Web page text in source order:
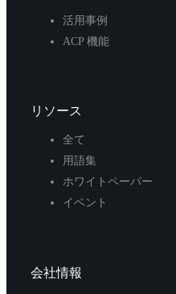
活用事例
ACP 機能
リソース
全て
用語集
ホワイトペーパー
イベント
会社情報